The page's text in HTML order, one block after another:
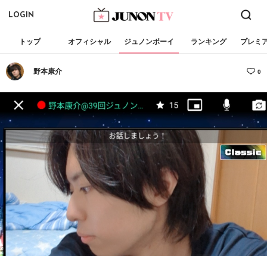
LOGIN
トップ オフィシャル ジュノンボーイ ランキング プレミ
野本康介 0